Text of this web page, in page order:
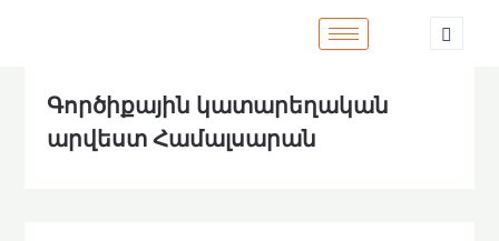
Գործիքային կատարեղական
արվեստ Համալսարան